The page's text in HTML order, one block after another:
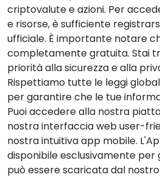
criptovalute e azioni. Per
e risorse, è sufficiente
ufficiale. È importante notare
completamente gratuita. Stai
priorità alla sicurezza e alla
Rispettiamo tutte le leggi
per garantire che le tue
Puoi accedere alla nostra
nostra interfaccia web user-
nostra intuitiva app mobile.
disponibile esclusivamente
può essere scaricata dal